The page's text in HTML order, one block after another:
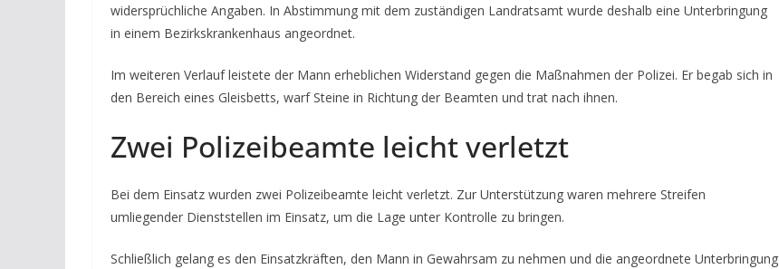
widersprüchliche Angaben. In Abstimmung mit dem zuständigen Landratsamt wurde deshalb eine Unterbringung
in einem Bezirkskrankenhaus angeordnet.
Im weiteren Verlauf leistete der Mann erheblichen Widerstand gegen die Maßnahmen der Polizei. Er begab sich in
den Bereich eines Gleisbetts, warf Steine in Richtung der Beamten und trat nach ihnen.
Zwei Polizeibeamte leicht verletzt
Bei dem Einsatz wurden zwei Polizeibeamte leicht verletzt. Zur Unterstützung waren mehrere Streifen
umliegender Dienststellen im Einsatz, um die Lage unter Kontrolle zu bringen.
Schließlich gelang es den Einsatzkräften, den Mann in Gewahrsam zu nehmen und die angeordnete Unterbringung